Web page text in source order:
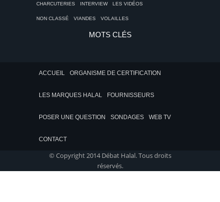
CHARCUTERIES INTERVIEW LES VIDÉOS
NON CLASSÉ VIANDES VOLAILLES
MOTS CLÉS
ACCUEIL ORGANISME DE CERTIFICATION
LES MARQUES HALAL FOURNISSEURS
POSER UNE QUESTION SONDAGES WEB TV
CONTACT
© Copyright 2014 Débat Halal. Tous droits
réservés.